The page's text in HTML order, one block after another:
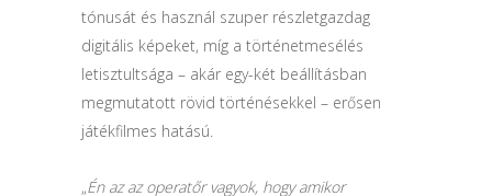
tónusát és használ szuper részletgazdag
digitális képeket, míg a történetmesélés
letisztultsága – akár egy-két beállításban
megmutatott rövid történésekkel – erősen
játékfilmes hatású.
„Én az az operatőr vagyok, hogy amikor